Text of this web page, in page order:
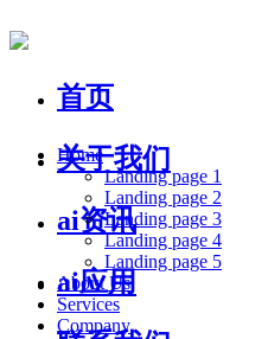
首页
关于我们
ai资讯
ai应用
Home
Landing page 1
Landing page 2
Landing page 3
Landing page 4
Landing page 5
About Us
Services
Company